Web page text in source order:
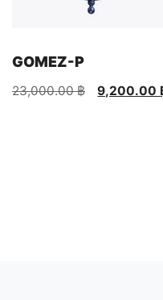
GOMEZ-P
23,000.00฿
Original
9,200.00
Current